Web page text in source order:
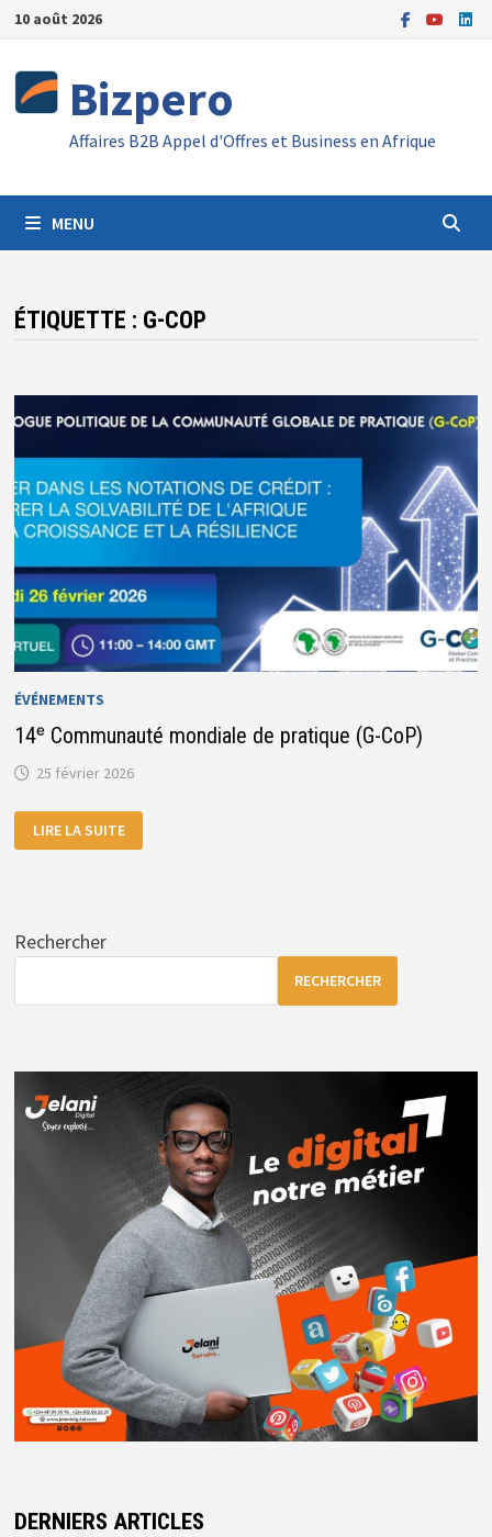
Passer
contenu
10 août 2026
Bizpero
Affaires B2B Appel d'Offres et Business en Afrique
MENU
ÉTIQUETTE : G-COP
ÉVÉNEMENTS
14ᵉ Communauté mondiale de pratique (G-CoP)
25 février 2026
COMMUNAUTÉ
MONDIALE
LIRE LA SUITE
Rechercher
RECHERCHER
DERNIERS ARTICLES